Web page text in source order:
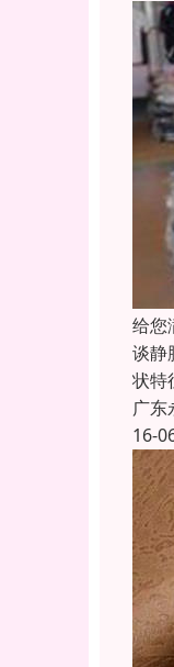
给您
谈静
状特
广东
16-